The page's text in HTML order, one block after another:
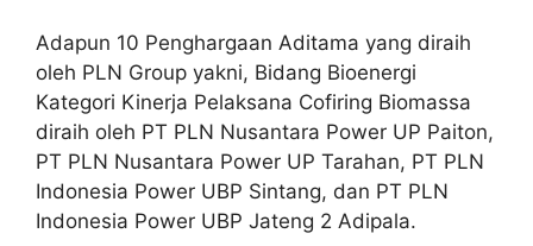
Adapun 10 Penghargaan Aditama yang diraih
oleh PLN Group yakni, Bidang Bioenergi
Kategori Kinerja Pelaksana Cofiring Biomassa
diraih oleh PT PLN Nusantara Power UP Paiton,
PT PLN Nusantara Power UP Tarahan, PT PLN
Indonesia Power UBP Sintang, dan PT PLN
Indonesia Power UBP Jateng 2 Adipala.